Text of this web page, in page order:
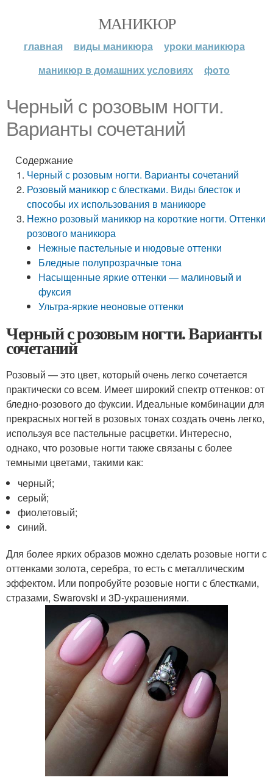
МАНИКЮР
главная виды маникюра
уроки маникюра
маникюр в домашних условиях
фото
Черный с розовым ногти.
Варианты сочетаний
Содержание
Черный с розовым ногти. Варианты сочетаний
Розовый маникюр с блестками. Виды блесток и
способы их использования в маникюре
Нежно розовый маникюр на короткие ногти. Оттенки
розового маникюра
Нежные пастельные и нюдовые оттенки
Бледные полупрозрачные тона
Насыщенные яркие оттенки — малиновый и
фуксия
Ультра-яркие неоновые оттенки
Черный с розовым ногти. Варианты
сочетаний
Розовый — это цвет, который очень легко сочетается
практически со всем. Имеет широкий спектр оттенков: от
бледно-розового до фуксии. Идеальные комбинации для
прекрасных ногтей в розовых тонах создать очень легко,
используя все пастельные расцветки. Интересно,
однако, что розовые ногти также связаны с более
темными цветами, такими как:
черный;
серый;
фиолетовый;
синий.
Для более ярких образов можно сделать розовые ногти с
оттенками золота, серебра, то есть с металлическим
эффектом. Или попробуйте розовые ногти с блестками,
стразами, Swarovski и 3D-украшениями.